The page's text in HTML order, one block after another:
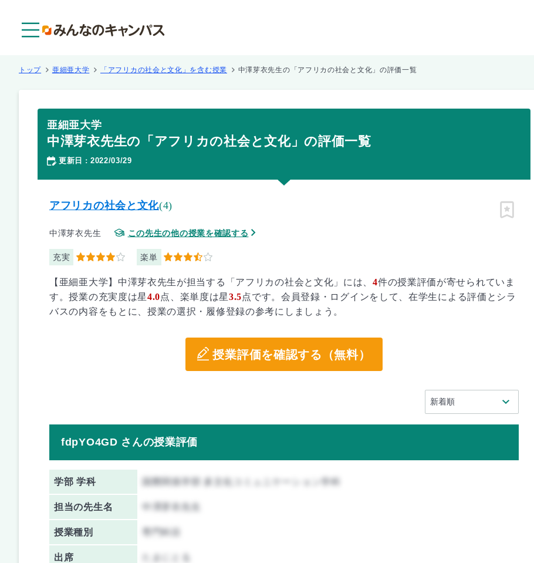
トップ 亜細亜大学 「アフリカの社会と文化」を含む授業 中澤芽衣先生の「アフリカの社会と文化」の評価一覧
亜細亜大学
中澤芽衣先生の「アフリカの社会と文化」の評価一覧
更新日 ： 2022/03/29
アフリカの社会と文化(4)
中澤芽衣先生 この先生の他の授業を確認する
充実 4 楽単 3.5
ピン留め
【亜細亜大学】中澤芽衣先生が担当する「アフリカの社会と文化」には、4件の授業評価が寄せられていま
す。授業の充実度は星4.0点、楽単度は星3.5点です。会員登録・ログインをして、在学生による評価とシラ
バスの内容をもとに、授業の選択・履修登録の参考にしましょう。
授業評価を確認する（無料）
fdpYO4GD さんの授業評価
学部 学科 国際関係学部 多文化コミュニケーション学科
担当の先生名
授業種別 専門科目
出席